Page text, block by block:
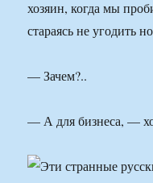
хозяин, когда мы
стараясь не угодить
— Зачем?..
— А для бизнеса, —